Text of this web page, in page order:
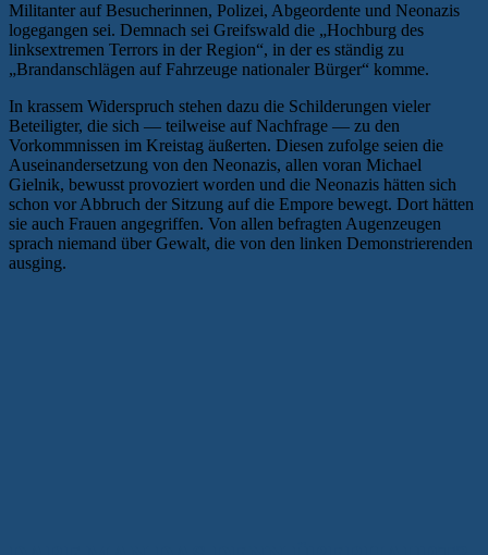
Militanter auf Besucherinnen, Polizei, Abgeordente und Neonazis
logegangen sei. Demnach sei Greifswald die „Hochburg des
linksextremen Terrors in der Region“, in der es ständig zu
„Brandanschlägen auf Fahrzeuge nationaler Bürger“ komme.
In krassem Widerspruch stehen dazu die Schilderungen vieler
Beteiligter, die sich — teilweise auf Nachfrage — zu den
Vorkommnissen im Kreistag äußerten. Diesen zufolge seien die
Auseinandersetzung von den Neonazis, allen voran Michael
Gielnik, bewusst provoziert worden und die Neonazis hätten sich
schon vor Abbruch der Sitzung auf die Empore bewegt. Dort hätten
sie auch Frauen angegriffen. Von allen befragten Augenzeugen
sprach niemand über Gewalt, die von den linken Demonstrierenden
ausging.